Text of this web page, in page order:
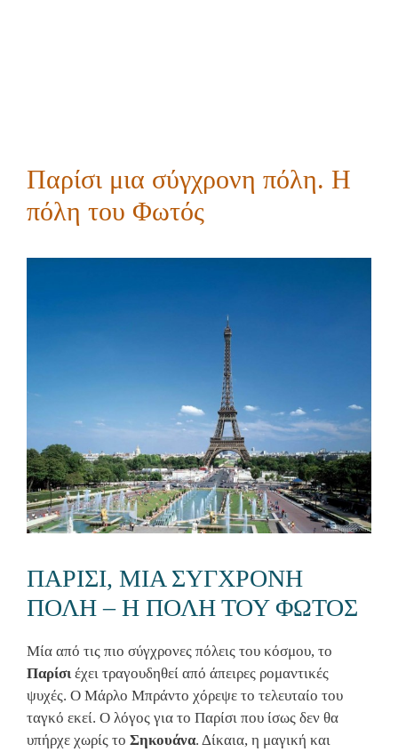
Παρίσι μια σύγχρονη πόλη. Η
πόλη του Φωτός
ΠΑΡΙΣΙ, ΜΙΑ ΣΥΓΧΡΟΝΗ
ΠΟΛΗ – Η ΠΟΛΗ ΤΟΥ ΦΩΤΟΣ
Μία από τις πιο σύγχρονες πόλεις του κόσμου, το
Παρίσιέχει τραγουδηθεί από άπειρες ρομαντικές
ψυχές. Ο Μάρλο Μπράντο χόρεψε το τελευταίο του
ταγκό εκεί. Ο λόγος για το Παρίσι που ίσως δεν θα
υπήρχε χωρίς το Σηκουάνα. Δίκαια, η μαγική και